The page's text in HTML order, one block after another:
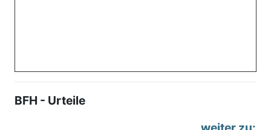
BFH - Urteile